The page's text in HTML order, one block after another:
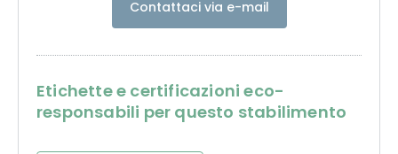
Contattaci via e-mail
Etichette e certificazioni eco-
responsabili per questo stabilimento